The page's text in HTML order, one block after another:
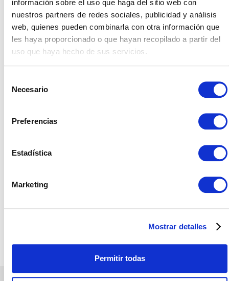
información sobre el uso que haga del sitio web con
nuestros partners de redes sociales, publicidad y análisis
web, quienes pueden combinarla con otra información que
les haya proporcionado o que hayan recopilado a partir del
uso que haya hecho de sus servicios.
Necesario
Preferencias
Estadística
Marketing
Mostrar detalles
Permitir todas
En un primer momento, nos reunimos contigo,
escuchamos tus requerimientos y analizamos
tus necesidades para configurar una oferta
adecuada. Te presentamos un plan definido en
fases para mejorar tu situación.
el cambio de Partner se formaliza con la
cumplimentación de un documento que debe
enviarse a Microsoft. Y, en cuestión de días, el
cambio de Partner se hace efectivo.